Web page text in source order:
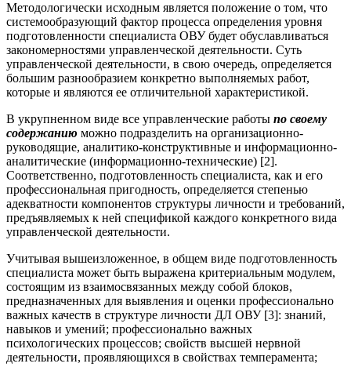
Методологически исходным является положение о том, что
системообразующий фактор процесса определения уровня
подготовленности специалиста ОВУ будет обуславливаться
закономерностями управленческой деятельности. Суть
управленческой деятельности, в свою очередь, определяется
большим разнообразием конкретно выполняемых работ,
которые и являются ее отличительной характеристикой.
В укрупненном виде все управленческие работы по своему
содержанию можно подразделить на организационно-
руководящие, аналитико-конструктивные и информационно-
аналитические (информационно-технические) [2].
Соответственно, подготовленность специалиста, как и его
профессиональная пригодность, определяется степенью
адекватности компонентов структуры личности и требований,
предъявляемых к ней спецификой каждого конкретного вида
управленческой деятельности.
Учитывая вышеизложенное, в общем виде подготовленность
специалиста может быть выражена критериальным модулем,
состоящим из взаимосвязанных между собой блоков,
предназначенных для выявления и оценки профессионально
важных качеств в структуре личности ДЛ ОВУ [3]: знаний,
навыков и умений; профессионально важных
психологических процессов; свойств высшей нервной
деятельности, проявляющихся в свойствах темперамента;